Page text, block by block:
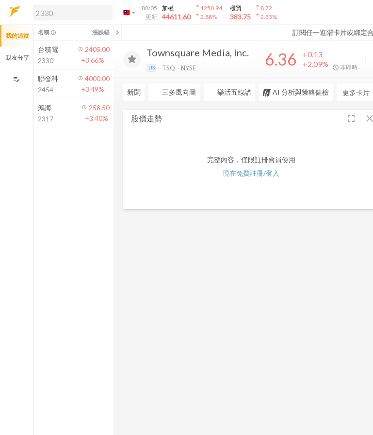
arrow_drop_down
08/05
更新
加權
44611.60
arrow_drop_up1250.94
arrow_drop_up2.88%
櫃買
383.75
arrow_drop_up8.72
arrow_drop_up2.33%
訂閱任一進階卡片或綁定
解鎖即時行情及進階功能
方案」，即可解鎖以下功能：
即時行情
即時市況與排行
成交金額熱力圖
前往方案訂閱
如何綁定合作券商
Townsquare Media, Inc.
US TSQ NYSE 6.36
+0.13
+2.09%
非即時
新聞 三多風向圖 樂活五線譜 AI 分析與策略健檢
股價走勢 fullscreen close
完整內容，僅限註冊會員使用
現在免費註冊/登入
我的追蹤
親友分享
edit_note
名稱 info_outline 漲跌幅 chevron_left
台積電
2330
2405.00
+3.66%
聯發科
2454
4000.00
+3.49%
鴻海
2317
258.50
+3.40%